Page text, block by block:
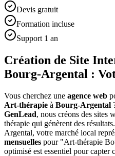
Devis gratuit
Formation incluse
Support 1 an
Création de Site
Bourg-Argental :
Vous cherchez une agence web
Art-thérapie à Bourg-Argental
GenLead, nous créons des sites
thérapie qui génèrent des
Argental, votre marché local
mensuelles pour "Art-thérapie
optimisé est essentiel pour capter